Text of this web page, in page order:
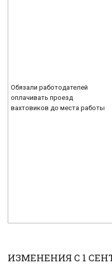
Обязали работодателей
оплачивать проезд
вахтовиков до места работы
ИЗМЕНЕНИЯ С 1